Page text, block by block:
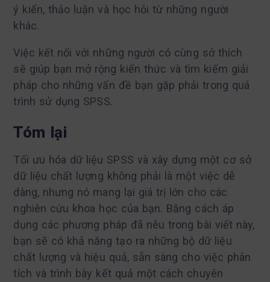
ý kiến, thảo luận và học hỏi từ những người
khác.
Việc kết nối với những người có cùng sở thích
sẽ giúp bạn mở rộng kiến thức và tìm kiếm giải
pháp cho những vấn đề bạn gặp phải trong quá
trình sử dụng SPSS.
Tóm lại
Tối ưu hóa dữ liệu SPSS và xây dựng một cơ sở
dữ liệu chất lượng không phải là một việc dễ
dàng, nhưng nó mang lại giá trị lớn cho các
nghiên cứu khoa học của bạn. Bằng cách áp
dụng các phương pháp đã nêu trong bài viết này,
bạn sẽ có khả năng tạo ra những bộ dữ liệu
chất lượng và hiệu quả, sẵn sàng cho việc phân
tích và trình bày kết quả một cách chuyên